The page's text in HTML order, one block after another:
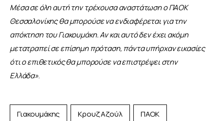
Μέσα σε όλη αυτή την τρέχουσα αναστάτωση ο ΠΑΟΚ
Θεσσαλονίκης θα μπορούσε να ενδιαφέρεται για την
απόκτηση του Γιακουμάκη. Αν και αυτό δεν έχει ακόμη
μετατραπεί σε επίσημη πρόταση, πάντα υπήρχαν εικασίες
ότι ο επιθετικός θα μπορούσε να επιστρέψει στην
Ελλάδα».
Γιακουμάκης Κρουζ Αζούλ ΠΑΟΚ